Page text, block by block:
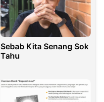
Sebab Kita Senang Sok
Tahu